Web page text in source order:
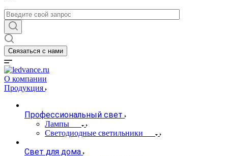
Связаться с нами
О компании
Продукция
Профессиональный свет
Лампы
Светодиодные светильники
Свет для дома